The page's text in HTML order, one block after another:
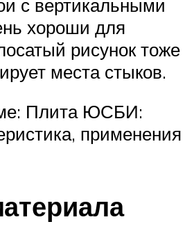
с вертикальными
хороши для
рисунок тоже
места стыков.
Плита ЮСБИ:
применения